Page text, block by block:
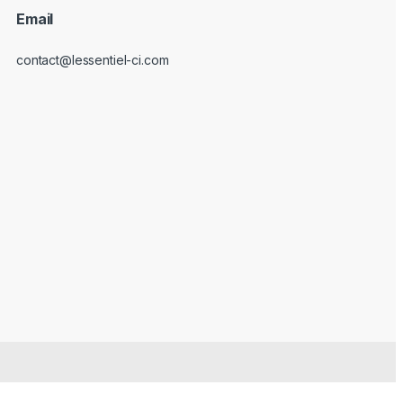
Email
contact@lessentiel-ci.com